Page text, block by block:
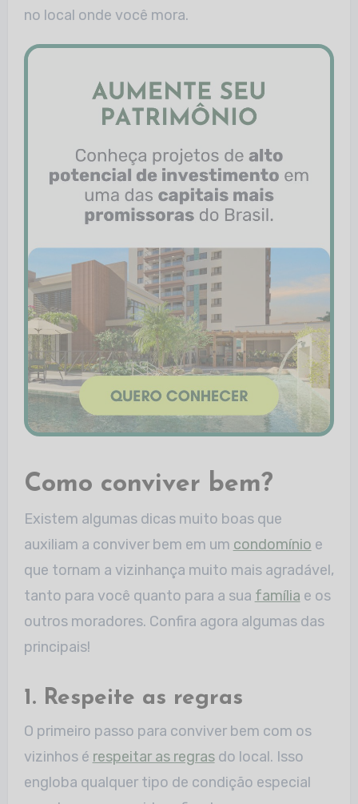
no local onde você mora.
Como conviver bem?
Existem algumas dicas muito boas que
auxiliam a conviver bem em um condomínio e
que tornam a vizinhança muito mais agradável,
tanto para você quanto para a sua família e os
outros moradores. Confira agora algumas das
principais!
1. Respeite as regras
O primeiro passo para conviver bem com os
vizinhos é respeitar as regrasdo local. Isso
engloba qualquer tipo de condição especial